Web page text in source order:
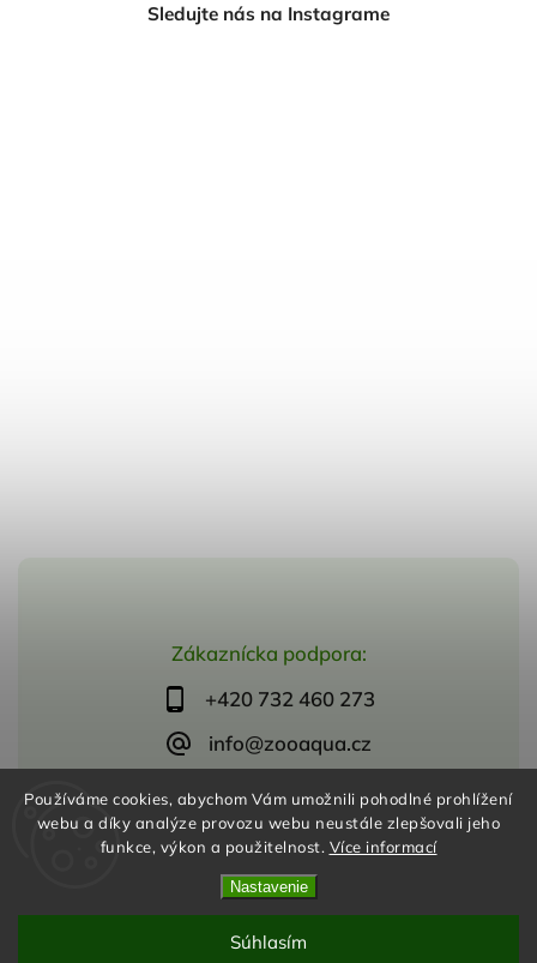
Používáme cookies, abychom Vám umožnili pohodlné prohlížení
webu a díky analýze provozu webu neustále zlepšovali jeho
funkce, výkon a použitelnost. Více informací
Nastavenie
Súhlasím
Zákaznícka podpora:
+420 732 460 273
info@zooaqua.cz
Sledujte nás na Instagrame
Copyright 2026ZooAqua, s.r.o. Všetky práva vyhradené.
VytvořilShoptet| Design